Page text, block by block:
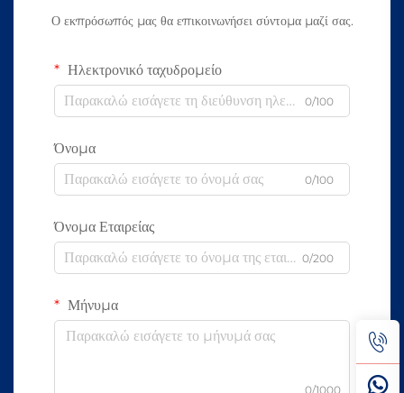
Ο εκπρόσωπός μας θα επικοινωνήσει σύντομα μαζί σας.
Ηλεκτρονικό ταχυδρομείο
0/100
Όνομα
0/100
Όνομα Εταιρείας
0/200
Μήνυμα
0/1000